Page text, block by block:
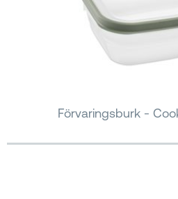
Förvaringsburk -